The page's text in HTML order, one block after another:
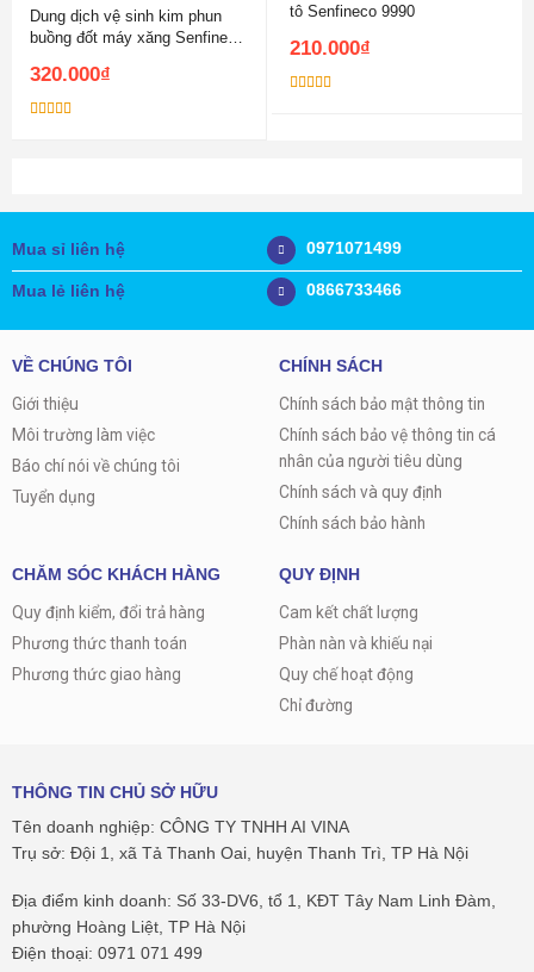
Dung dịch vệ sinh kim phun
buồng đốt máy xăng Senfineco
320.000₫
tô Senfineco 9990
210.000₫
Mua sỉ liên hệ 0971071499
Mua lẻ liên hệ 0866733466
VỀ CHÚNG TÔI
Giới thiệu
Môi trường làm việc
Báo chí nói về chúng tôi
Tuyển dụng
CHÍNH SÁCH
Chính sách bảo mật thông tin
Chính sách bảo vệ thông tin cá
nhân của người tiêu dùng
Chính sách và quy định
Chính sách bảo hành
CHĂM SÓC KHÁCH HÀNG
Quy định kiểm, đổi trả hàng
Phương thức thanh toán
Phương thức giao hàng
QUY ĐỊNH
Cam kết chất lượng
Phàn nàn và khiếu nại
Quy chế hoạt động
Chỉ đường
THÔNG TIN CHỦ SỞ HỮU
Tên doanh nghiệp: CÔNG TY TNHH AI VINA
Trụ sở: Đội 1, xã Tả Thanh Oai, huyện Thanh Trì, TP Hà Nội
Địa điểm kinh doanh: Số 33-DV6, tổ 1, KĐT Tây Nam Linh Đàm,
phường Hoàng Liệt, TP Hà Nội
Điện thoại: 0971 071 499